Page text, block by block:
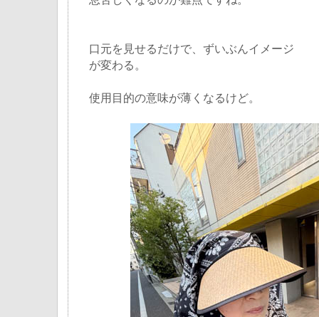
口元を見せるだけで、ずいぶんイメージ
が変わる。
使用目的の意味が薄くなるけど。